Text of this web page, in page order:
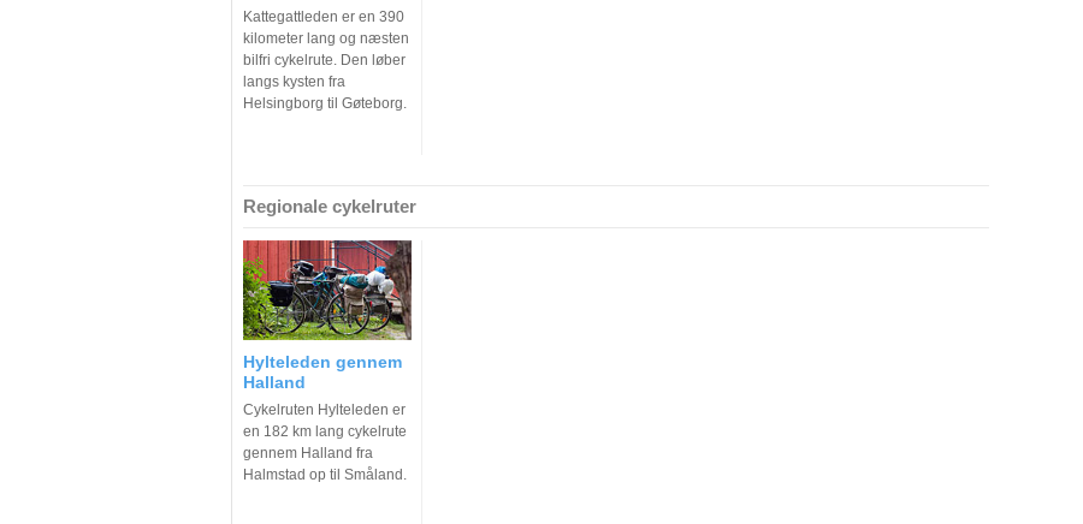
Kattegattleden er en 390
kilometer lang og næsten
bilfri cykelrute. Den løber
langs kysten fra
Helsingborg til Gøteborg.
Regionale cykelruter
Hylteleden gennem
Halland
Cykelruten Hylteleden er
en 182 km lang cykelrute
gennem Halland fra
Halmstad op til Småland.